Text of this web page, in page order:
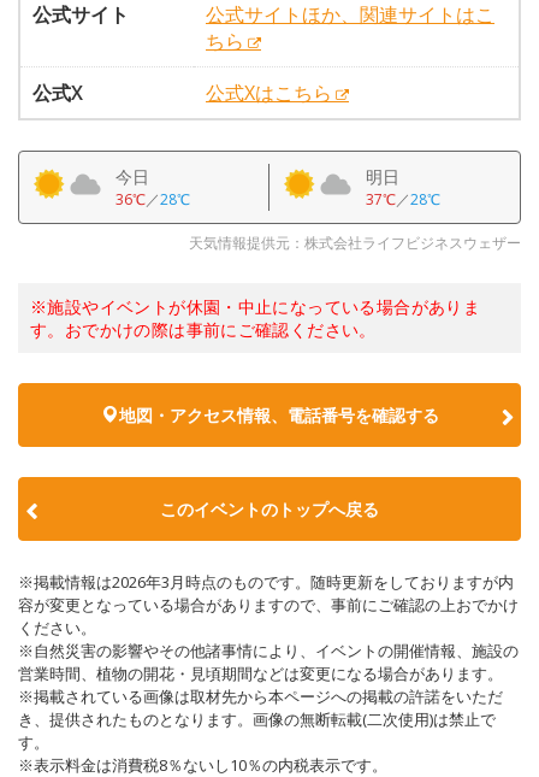
公式サイト
公式サイトほか、関連サイトはこ
ちら
公式X
公式Xはこちら
今日
36℃／28℃
明日
37℃／28℃
天気情報提供元：株式会社ライフビジネスウェザー
※施設やイベントが休園・中止になっている場合がありま
す。おでかけの際は事前にご確認ください。
地図・アクセス情報、電話番号を確認する
このイベントのトップへ戻る
※掲載情報は2026年3月時点のものです。随時更新をしておりますが内
容が変更となっている場合がありますので、事前にご確認の上おでかけ
ください。
※自然災害の影響やその他諸事情により、イベントの開催情報、施設の
営業時間、植物の開花・見頃期間などは変更になる場合があります。
※掲載されている画像は取材先から本ページへの掲載の許諾をいただ
き、提供されたものとなります。画像の無断転載(二次使用)は禁止で
す。
※表示料金は消費税8％ないし10％の内税表示です。